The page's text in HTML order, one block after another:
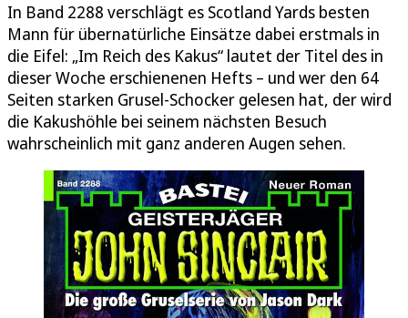
In Band 2288 verschlägt es Scotland Yards besten
Mann für übernatürliche Einsätze dabei erstmals in
die Eifel: „Im Reich des Kakus“ lautet der Titel des in
dieser Woche erschienenen Hefts – und wer den 64
Seiten starken Grusel-Schocker gelesen hat, der wird
die Kakushöhle bei seinem nächsten Besuch
wahrscheinlich mit ganz anderen Augen sehen.